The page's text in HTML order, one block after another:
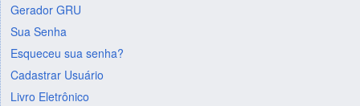
Gerador GRU
Sua Senha
Esqueceu sua senha?
Cadastrar Usuário
Livro Eletrônico